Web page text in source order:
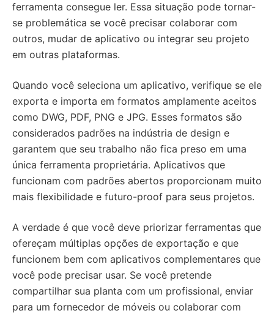
ferramenta consegue ler. Essa situação pode tornar-
se problemática se você precisar colaborar com
outros, mudar de aplicativo ou integrar seu projeto
em outras plataformas.
Quando você seleciona um aplicativo, verifique se ele
exporta e importa em formatos amplamente aceitos
como DWG, PDF, PNG e JPG. Esses formatos são
considerados padrões na indústria de design e
garantem que seu trabalho não fica preso em uma
única ferramenta proprietária. Aplicativos que
funcionam com padrões abertos proporcionam muito
mais flexibilidade e futuro-proof para seus projetos.
A verdade é que você deve priorizar ferramentas que
ofereçam múltiplas opções de exportação e que
funcionem bem com aplicativos complementares que
você pode precisar usar. Se você pretende
compartilhar sua planta com um profissional, enviar
para um fornecedor de móveis ou colaborar com